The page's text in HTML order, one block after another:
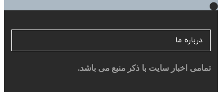
درباره ما
تمامی اخبار سایت با ذکر منبع می باشد.